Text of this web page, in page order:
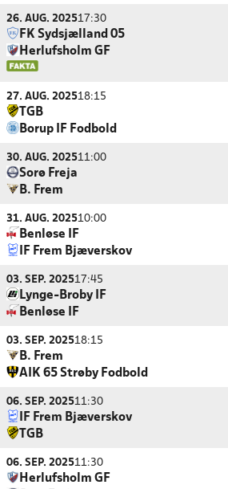
26. AUG. 202517:30
FK Sydsjælland 05
Herlufsholm GF
27. AUG. 202518:15
TGB
Borup IF Fodbold
30. AUG. 202511:00
Sorø Freja
B. Frem
31. AUG. 202510:00
Benløse IF
IF Frem Bjæverskov
03. SEP. 202517:45
Lynge-Broby IF
Benløse IF
03. SEP. 202518:15
B. Frem
AIK 65 Strøby Fodbold
06. SEP. 202511:30
IF Frem Bjæverskov
TGB
06. SEP. 202511:30
Herlufsholm GF